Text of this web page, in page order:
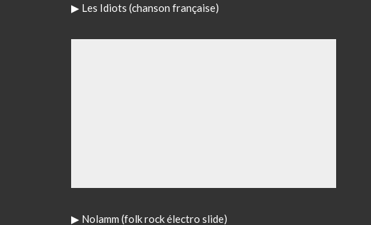
▶ Les Idiots (chanson française)
▶ Nolamm (folk rock électro slide)